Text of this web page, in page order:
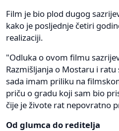
Film je bio plod dugog
kako je posljednje četiri
realizaciji.
"Odluka o ovom filmu
Razmišljanja o Mostaru i
sada imam priliku na
priču o gradu koji sam bio
čije je živote rat nepovratno
Od glumca do reditelja